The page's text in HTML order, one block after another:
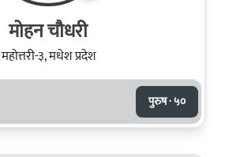
मोहन चौधरी
महोत्तरी-३, मधेश प्रदेश
पुरुष · ५०